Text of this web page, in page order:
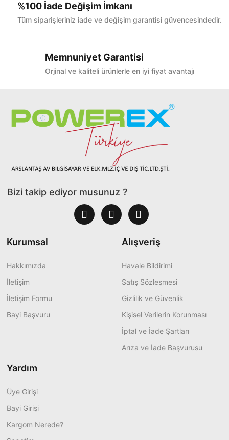
%100 İade Değişim İmkanı
Tüm siparişleriniz iade ve değişim garantisi güvencesindedir.
Memnuniyet Garantisi
Orjinal ve kaliteli ürünlerle en iyi fiyat avantajı
Bizi takip ediyor musunuz ?
Kurumsal
Hakkımızda
İletişim
İletişim Formu
Bayi Başvuru
Alışveriş
Havale Bildirimi
Satış Sözleşmesi
Gizlilik ve Güvenlik
Kişisel Verilerin Korunması
İptal ve İade Şartları
Arıza ve İade Başvurusu
Yardım
Üye Girişi
Bayi Girişi
Kargom Nerede?